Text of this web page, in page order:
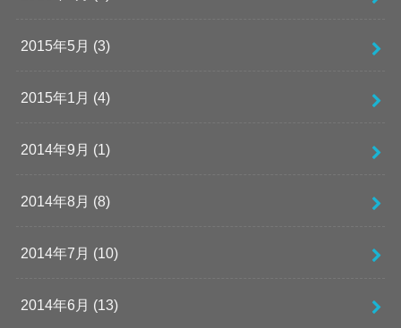
2015年5月 (3)
2015年1月 (4)
2014年9月 (1)
2014年8月 (8)
2014年7月 (10)
2014年6月 (13)